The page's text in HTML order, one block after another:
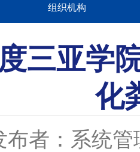
组织机构
三亚学
化
布者：系统管